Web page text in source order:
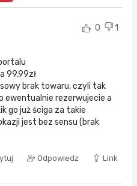
0 1
99,99zł
brak towaru, czyli tak
ewentualnie rezerwujecie a
go już ściga za takie
jest bez sensu (brak
Odpowiedz Link